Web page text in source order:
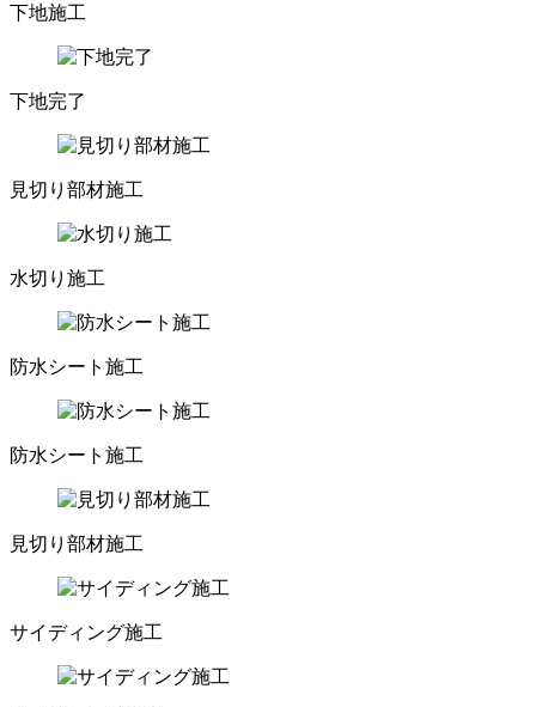
下地施工
下地完了
見切り部材施工
水切り施工
防水シート施工
防水シート施工
見切り部材施工
サイディング施工